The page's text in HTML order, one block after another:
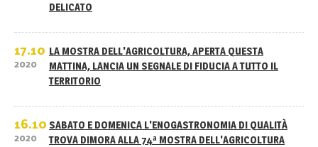
DELICATO
17.10
2020
LA MOSTRA DELL'AGRICOLTURA, APERTA QUESTA
MATTINA, LANCIA UN SEGNALE DI FIDUCIA A TUTTO IL
TERRITORIO
16.10
2020
SABATO E DOMENICA L'ENOGASTRONOMIA DI QUALITÀ
TROVA DIMORA ALLA 74ª MOSTRA DELL'AGRICOLTURA